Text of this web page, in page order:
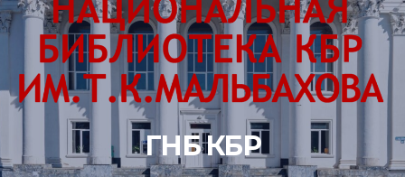
ГНБ КБР